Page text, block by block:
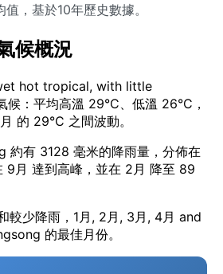
，基於10年歷史數據。
候概況
hot tropical, with little
：平均高溫 29°C、低溫 26°C，
的 29°C 之間波動。
約有 3128 毫米的降雨量，分佈在
9月 達到高峰，並在 2月 降至 89
較少降雨，1月, 2月, 3月, 4月 and
的最佳月份。